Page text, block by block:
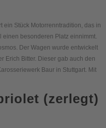
ein Stück Motorrenntradition, das in
besonderen Platz einnimmt.
Der Wagen wurde entwickelt
Erich Bitter. Dieser gab auch den
Baur in Stuttgart. Mit
(zerlegt)